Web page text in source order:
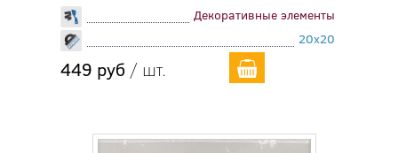
Декоративные элементы
20x20
449 руб / шт.